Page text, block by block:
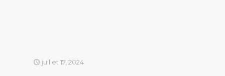
juillet 17, 2024